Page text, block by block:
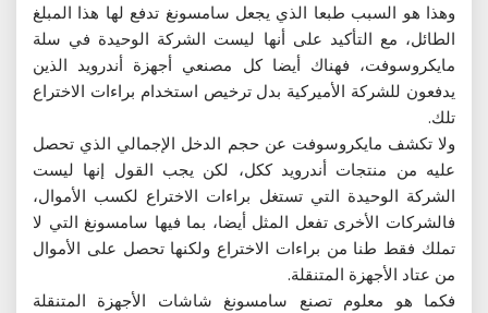
وهذا هو السبب طبعا الذي يجعل سامسونغ تدفع لها هذا المبلغ
الطائل، مع التأكيد على أنها ليست الشركة الوحيدة في سلة
مايكروسوفت، فهناك أيضا كل مصنعي أجهزة أندرويد الذين
يدفعون للشركة الأميركية بدل ترخيص استخدام براءات الاختراع
تلك.
ولا تكشف مايكروسوفت عن حجم الدخل الإجمالي الذي تحصل
عليه من منتجات أندرويد ككل، لكن يجب القول إنها ليست
الشركة الوحيدة التي تستغل براءات الاختراع لكسب الأموال،
فالشركات الأخرى تفعل المثل أيضا، بما فيها سامسونغ التي لا
تملك فقط طنا من براءات الاختراع ولكنها تحصل على الأموال
من عتاد الأجهزة المتنقلة.
فكما هو معلوم تصنع سامسونغ شاشات الأجهزة المتنقلة